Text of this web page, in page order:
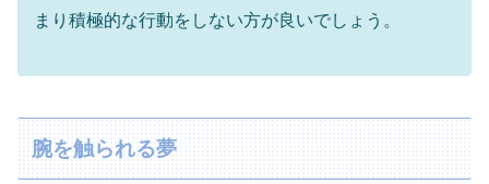
まり積極的な行動をしない方が良いでしょう。
腕を触られる夢